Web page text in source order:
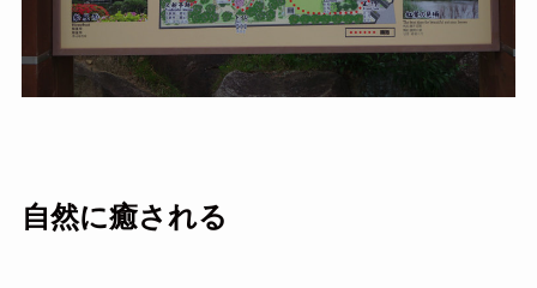
自然に癒される